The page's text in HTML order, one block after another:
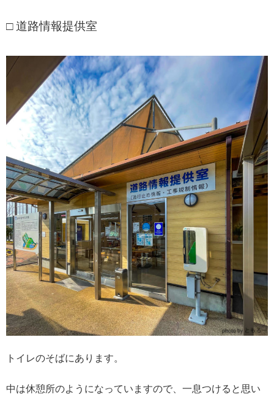
□ 道路情報提供室
トイレのそばにあります。
中は休憩所のようになっていますので、一息つけると思い